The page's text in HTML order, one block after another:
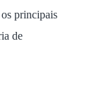
principais
de